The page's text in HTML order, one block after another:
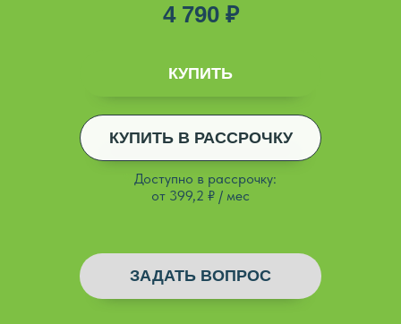
4 790 ₽
Доступно в рассрочку:
от 399,2 ₽ / мес
КУПИТЬ
КУПИТЬ В РАССРОЧКУ
ДОБАВЛЕНО
ДОБАВЛЕНО
ЗАДАТЬ ВОПРОС